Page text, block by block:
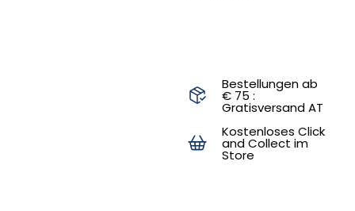
Bestellungen ab
€ 75 :
Gratisversand AT
Kostenloses Click
and Collect im
Store